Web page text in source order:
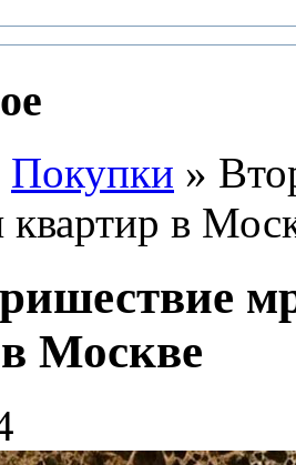
Покупки »
квартир в
Москве